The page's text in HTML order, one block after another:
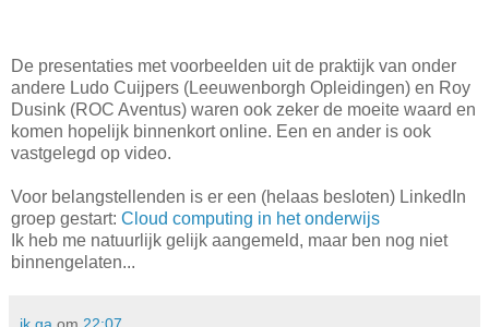
De presentaties met voorbeelden uit de praktijk van onder
andere Ludo Cuijpers (Leeuwenborgh Opleidingen) en Roy
Dusink (ROC Aventus) waren ook zeker de moeite waard en
komen hopelijk binnenkort online. Een en ander is ook
vastgelegd op video.
Voor belangstellenden is er een (helaas besloten) LinkedIn
groep gestart: Cloud computing in het onderwijs
Ik heb me natuurlijk gelijk aangemeld, maar ben nog niet
binnengelaten...
ik ga om 22:07